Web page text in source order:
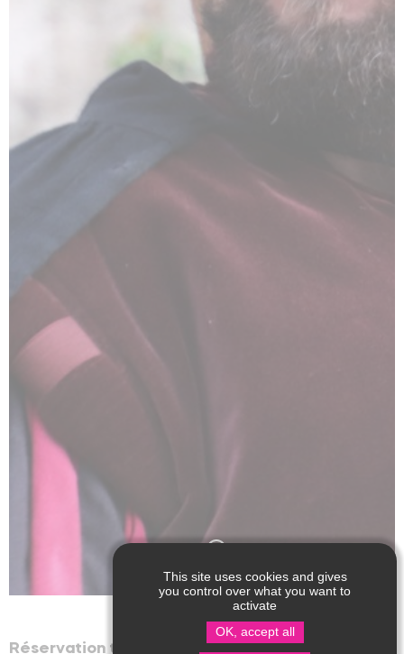
Réservation très fortement conseillée
This site uses cookies and gives
you control over what you want to
activate
OK, accept all